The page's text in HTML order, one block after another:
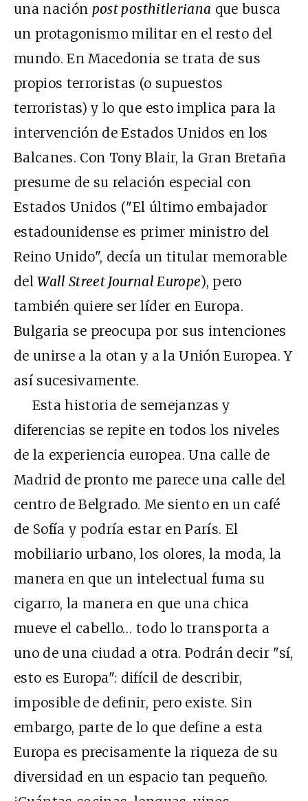
una nación post posthitleriana que busca
un protagonismo militar en el resto del
mundo. En Macedonia se trata de sus
propios terroristas (o supuestos
terroristas) y lo que esto implica para la
intervención de Estados Unidos en los
Balcanes. Con Tony Blair, la Gran Bretaña
presume de su relación especial con
Estados Unidos ("El último embajador
estadounidense es primer ministro del
Reino Unido", decía un titular memorable
delWall Street Journal Europe), pero
también quiere ser líder en Europa.
Bulgaria se preocupa por sus intenciones
de unirse a la otan y a la Unión Europea. Y
así sucesivamente.
Esta historia de semejanzas y
diferencias se repite en todos los niveles
de la experiencia europea. Una calle de
Madrid de pronto me parece una calle del
centro de Belgrado. Me siento en un café
de Sofía y podría estar en París. El
mobiliario urbano, los olores, la moda, la
manera en que un intelectual fuma su
cigarro, la manera en que una chica
mueve el cabello… todo lo transporta a
uno de una ciudad a otra. Podrán decir "sí,
esto es Europa": difícil de describir,
imposible de definir, pero existe. Sin
embargo, parte de lo que define a esta
Europa es precisamente la riqueza de su
diversidad en un espacio tan pequeño.